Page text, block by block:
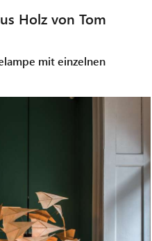
Holz von Tom
mit einzelnen